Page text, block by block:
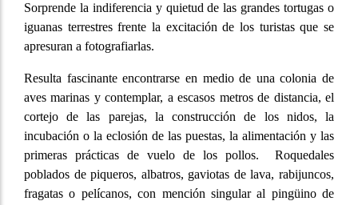
Sorprende la indiferencia y quietud de las grandes tortugas o
iguanas terrestres frente la excitación de los turistas que se
apresuran a fotografiarlas.
Resulta fascinante encontrarse en medio de una colonia de
aves marinas y contemplar, a escasos metros de distancia, el
cortejo de las parejas, la construcción de los nidos, la
incubación o la eclosión de las puestas, la alimentación y las
primeras prácticas de vuelo de los pollos. Roquedales
poblados de piqueros, albatros, gaviotas de lava, rabijuncos,
fragatas o pelícanos, con mención singular al pingüino de